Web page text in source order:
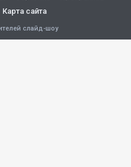
Карта сайта
слайд-шоу